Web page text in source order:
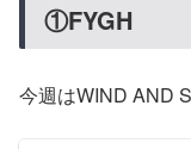
①FYGH
今週はWIND AND